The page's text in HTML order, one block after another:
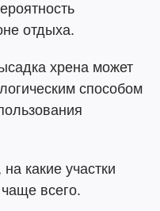
отдыха.
хрена может
способом
на какие участки
всего.